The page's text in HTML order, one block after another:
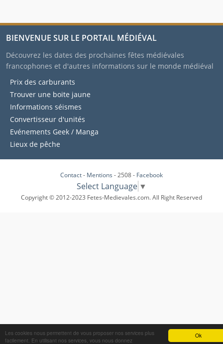
Ok
Les cookies nous permettent de vous proposer nos services plus
facilement. En utilisant nos services, vous nous donnez
BIENVENUE SUR LE PORTAIL MÉDIÉVAL
Découvrez les dates des prochaines fêtes médiévales
francophones et d'autres informations sur le monde médiéval
Prix des carburants
Trouver une boite jaune
Informations séismes
Convertisseur d'unités
Evénements Geek / Manga
Lieux de pêche
Contact- Mentions - 2508 - Facebook
Select Language ▼
Copyright © 2012-2023 Fetes-Medievales.com. All Right Reserved